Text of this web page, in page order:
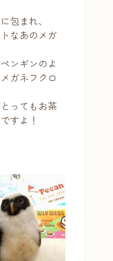
包まれ、
なあのメガ
ンギンのよ
ガネフクロ
ってもお茶
すよ！